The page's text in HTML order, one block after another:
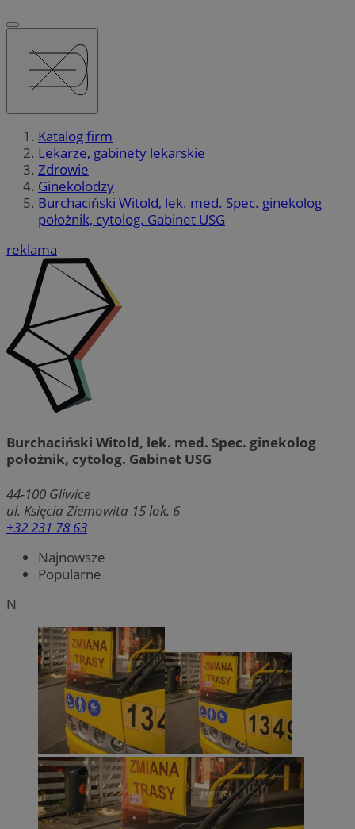
Katalog firm
Lekarze, gabinety lekarskie
Zdrowie
Ginekolodzy
Burchaciński Witold, lek. med. Spec. ginekolog
położnik, cytolog. Gabinet USG
reklama
Burchaciński Witold, lek. med. Spec. ginekolog
położnik, cytolog. Gabinet USG
44-100 Gliwice
ul. Księcia Ziemowita 15 lok. 6
+32 231 78 63
Najnowsze
Popularne
N